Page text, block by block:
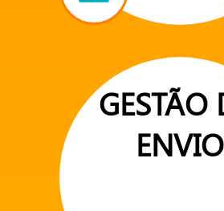
GESTÃO
ENVIO